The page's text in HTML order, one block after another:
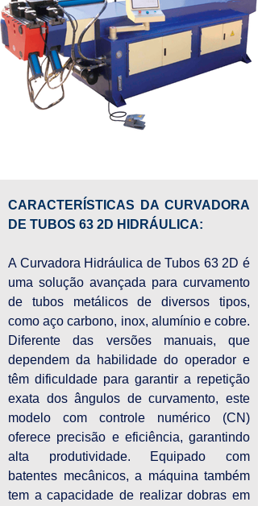
CARACTERÍSTICAS DA CURVADORA
DE TUBOS 63 2D HIDRÁULICA:
A Curvadora Hidráulica de Tubos 63 2D é
uma solução avançada para curvamento
de tubos metálicos de diversos tipos,
como aço carbono, inox, alumínio e cobre.
Diferente das versões manuais, que
dependem da habilidade do operador e
têm dificuldade para garantir a repetição
exata dos ângulos de curvamento, este
modelo com controle numérico (CN)
oferece precisão e eficiência, garantindo
alta produtividade. Equipado com
batentes mecânicos, a máquina também
tem a capacidade de realizar dobras em